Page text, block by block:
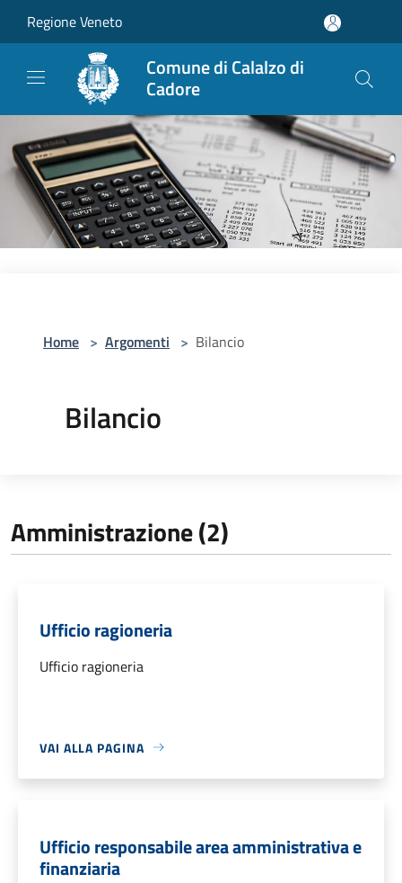
Regione Veneto
Comune di Calalzo di
Cadore
Home > Argomenti > Bilancio
Bilancio
Amministrazione (2)
Ufficio ragioneria
Ufficio ragioneria
VAI ALLA PAGINA
Ufficio responsabile area amministrativa e
finanziaria